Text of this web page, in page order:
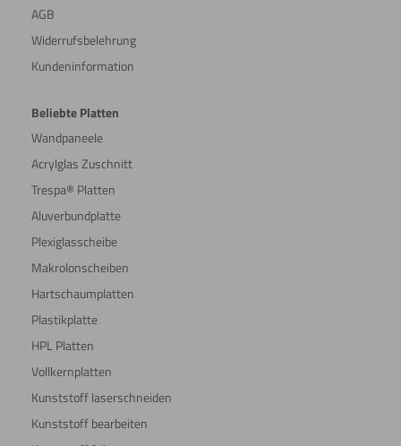
AGB
Widerrufsbelehrung
Kundeninformation
Beliebte Platten
Wandpaneele
Acrylglas Zuschnitt
Trespa® Platten
Aluverbundplatte
Plexiglasscheibe
Makrolonscheiben
Hartschaumplatten
Plastikplatte
HPL Platten
Vollkernplatten
Kunststoff laserschneiden
Kunststoff bearbeiten